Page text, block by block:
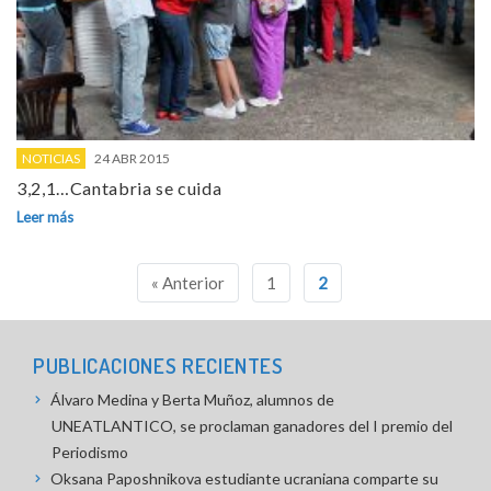
NOTICIAS 24 ABR 2015
3,2,1…Cantabria se cuida
Leer más
« Anterior 1 2
PUBLICACIONES RECIENTES
Álvaro Medina y Berta Muñoz, alumnos de
UNEATLANTICO, se proclaman ganadores del I premio del
Periodismo
Oksana Paposhnikova estudiante ucraniana comparte su